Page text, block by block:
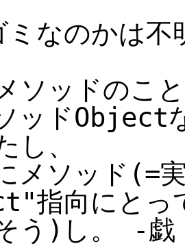
ミなのかは不
ソッドのこ
ッドObject
し、
メソッド(=
指向にとっ
う)し。 -戯